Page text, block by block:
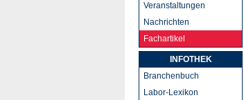
Veranstaltungen
Nachrichten
Fachartikel
INFOTHEK
Branchenbuch
Labor-Lexikon